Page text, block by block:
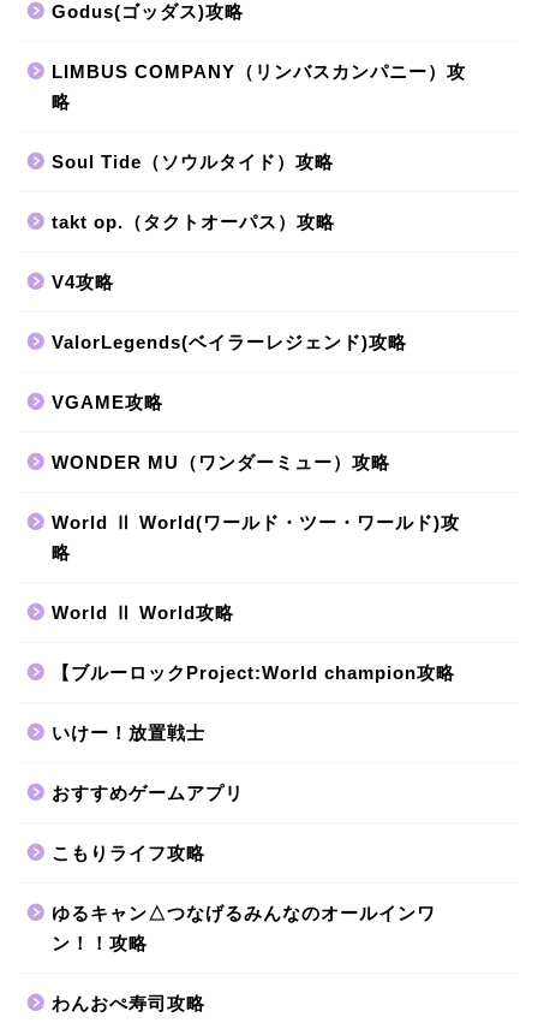
Godus(ゴッダス)攻略
LIMBUS COMPANY（リンバスカンパニー）攻
略
Soul Tide（ソウルタイド）攻略
takt op.（タクトオーパス）攻略
V4攻略
ValorLegends(ベイラーレジェンド)攻略
VGAME攻略
WONDER MU（ワンダーミュー）攻略
World Ⅱ World(ワールド・ツー・ワールド)攻
略
World Ⅱ World攻略
【ブルーロックProject:World champion攻略
いけー！放置戦士
おすすめゲームアプリ
こもりライフ攻略
ゆるキャン△つなげるみんなのオールインワ
ン！！攻略
わんおぺ寿司攻略